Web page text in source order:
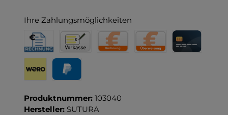
Ihre Zahlungsmöglichkeiten
Rechnung für Behörden
Vorkasse
Produktnummer: 103040
Hersteller: SUTURA